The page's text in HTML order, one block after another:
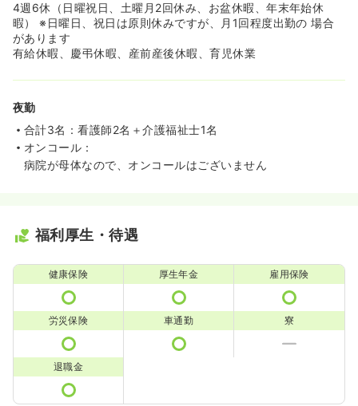
4週6休（日曜祝日、土曜月2回休み、お盆休暇、年末年始休
暇） ※日曜日、祝日は原則休みですが、月1回程度出勤の 場合
があります
有給休暇、慶弔休暇、産前産後休暇、育児休業
夜勤
合計3名：看護師2名＋介護福祉士1名
オンコール：
病院が母体なので、オンコールはございません
福利厚生・待遇
健康保険 厚生年金 雇用保険
労災保険 車通勤 寮
退職金